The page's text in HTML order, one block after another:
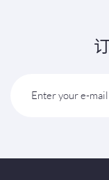
Enter your e-mail